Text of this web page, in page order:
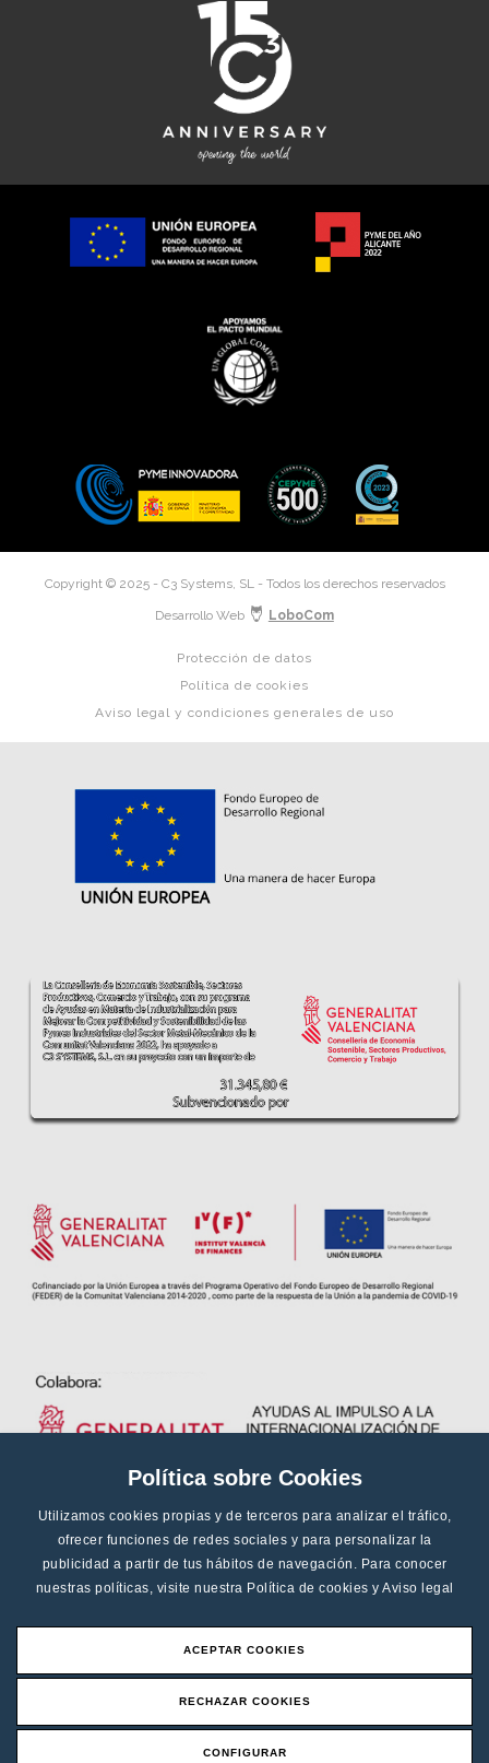
Política sobre Cookies
Utilizamos cookies propias y de terceros para analizar el tráfico,
ofrecer funciones de redes sociales y para personalizar la
publicidad a partir de tus hábitos de navegación. Para conocer
nuestras políticas, visite nuestra Política de cookies y Aviso legal
ACEPTAR COOKIES
RECHAZAR COOKIES
CONFIGURAR
Copyright © 2025 - C3 Systems, SL - Todos los derechos reservados
Desarrollo Web LoboCom
Protección de datos
Política de cookies
Aviso legal y condiciones generales de uso